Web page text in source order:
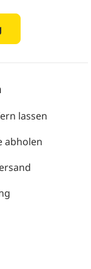
lassen
abholen